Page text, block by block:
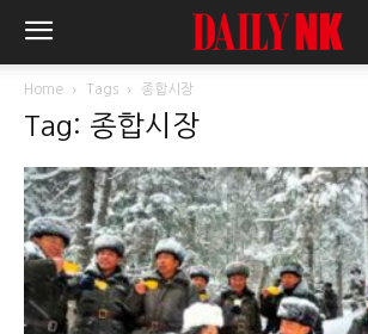
Home Tags 종합시장
Tag: 종합시장